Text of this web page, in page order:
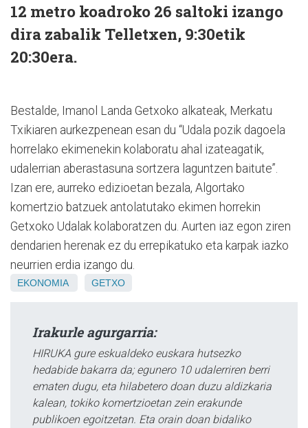
12 metro koadroko 26 saltoki izango
dira zabalik Telletxen, 9:30etik
20:30era.
Bestalde, Imanol Landa Getxoko alkateak, Merkatu
Txikiaren aurkezpenean esan du “Udala pozik dagoela
horrelako ekimenekin kolaboratu ahal izateagatik,
udalerrian aberastasuna sortzera laguntzen baitute”.
Izan ere, aurreko edizioetan bezala, Algortako
komertzio batzuek antolatutako ekimen horrekin
Getxoko Udalak kolaboratzen du. Aurten iaz egon ziren
dendarien herenak ez du errepikatuko eta karpak iazko
neurrien erdia izango du.
EKONOMIA GETXO
Irakurle agurgarria:
HIRUKA gure eskualdeko euskara hutsezko
hedabide bakarra da; egunero 10 udalerriren berri
ematen dugu, eta hilabetero doan duzu aldizkaria
kalean, tokiko komertzioetan zein erakunde
publikoen egoitzetan. Eta orain doan bidaliko